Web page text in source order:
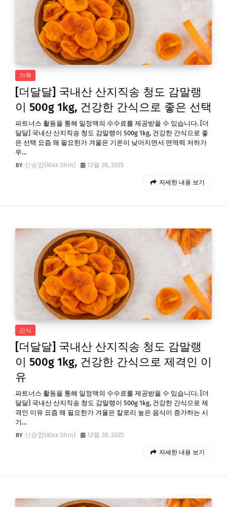
가족
[더달달] 국내산 산지직송 청도 감말랭
이 500g 1kg, 건강한 간식으로 좋은 선택
파트너스 활동을 통해 일정액의 수수료를 제공받을 수 있습니다. [더
달달] 국내산 산지직송 청도 감말랭이 500g 1kg, 건강한 간식으로 좋
은 선택 요즘 왜 필요한가 겨울은 기온이 낮아지면서 면역력 저하가
우…
신승엽(Alex Shin)
12월 28, 2025
자세한 내용 보기
간식
[더달달] 국내산 산지직송 청도 감말랭
이 500g 1kg, 건강한 간식으로 제격인 이
유
파트너스 활동을 통해 일정액의 수수료를 제공받을 수 있습니다. [더
달달] 국내산 산지직송 청도 감말랭이 500g 1kg, 건강한 간식으로 제
격인 이유 요즘 왜 필요한가 겨울은 칼로리 높은 음식이 증가하는 시
기…
신승엽(Alex Shin)
12월 28, 2025
자세한 내용 보기